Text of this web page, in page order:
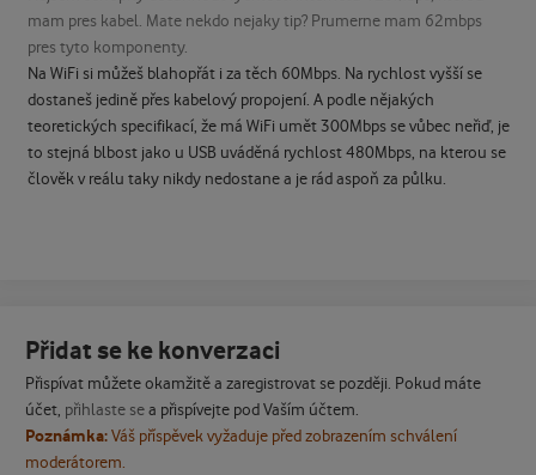
mam pres kabel. Mate nekdo nejaky tip? Prumerne mam 62mbps
pres tyto komponenty.
Na WiFi si můžeš blahopřát i za těch 60Mbps. Na rychlost vyšší se
dostaneš jedině přes kabelový propojení. A podle nějakých
teoretických specifikací, že má WiFi umět 300Mbps se vůbec neřiď, je
to stejná blbost jako u USB uváděná rychlost 480Mbps, na kterou se
člověk v reálu taky nikdy nedostane a je rád aspoň za půlku.
Přidat se ke konverzaci
Přispívat můžete okamžitě a zaregistrovat se později. Pokud máte
účet, přihlaste sea přispívejte pod Vaším účtem.
Poznámka:Váš příspěvek vyžaduje před zobrazením schválení
moderátorem.